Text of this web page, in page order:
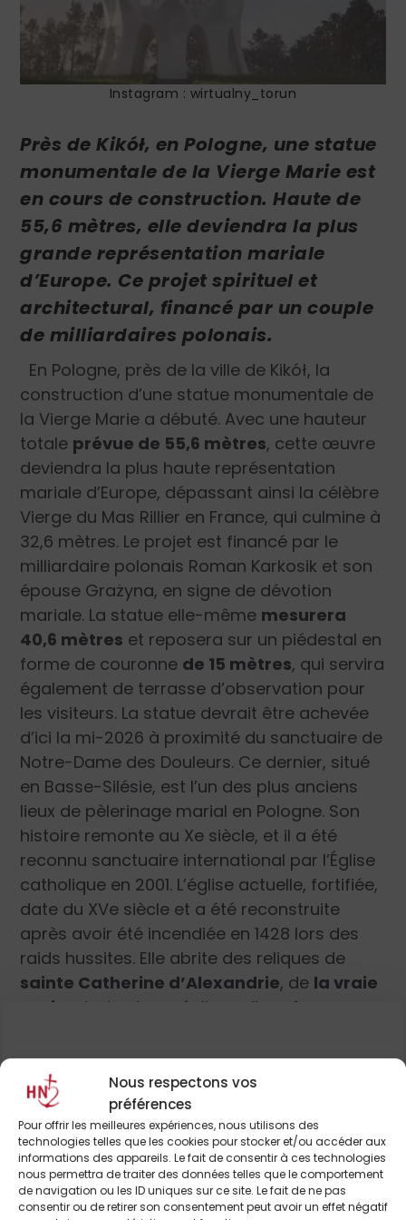
Nous respectons vos
préférences
Pour offrir les meilleures expériences, nous utilisons des
technologies telles que les cookies pour stocker et/ou accéder aux
informations des appareils. Le fait de consentir à ces technologies
nous permettra de traiter des données telles que le comportement
de navigation ou les ID uniques sur ce site. Le fait de ne pas
consentir ou de retirer son consentement peut avoir un effet négatif
Instagram : wirtualny_torun
Près de Kikół, en Pologne, une statue
monumentale de la Vierge Marie est
en cours de construction. Haute de
55,6 mètres, elle deviendra la plus
grande représentation mariale
d’Europe. Ce projet spirituel et
architectural, financé par un couple
de milliardaires polonais.
En Pologne, près de la ville de Kikół, la
construction d’une statue monumentale de
la Vierge Marie a débuté. Avec une hauteur
totale prévue de 55,6 mètres, cette œuvre
deviendra la plus haute représentation
mariale d’Europe, dépassant ainsi la célèbre
Vierge du Mas Rillier en France, qui culmine à
32,6 mètres. Le projet est financé par le
milliardaire polonais Roman Karkosik et son
épouse Grażyna, en signe de dévotion
mariale. La statue elle-même mesurera
40,6 mètres et reposera sur un piédestal en
forme de couronne de 15 mètres, qui servira
également de terrasse d’observation pour
les visiteurs. La statue devrait être achevée
d’ici la mi-2026 à proximité du sanctuaire de
Notre-Dame des Douleurs. Ce dernier, situé
en Basse-Silésie, est l’un des plus anciens
lieux de pèlerinage marial en Pologne. Son
histoire remonte au Xe siècle, et il a été
reconnu sanctuaire international par l’Église
catholique en 2001. L’église actuelle, fortifiée,
date du XVe siècle et a été reconstruite
après avoir été incendiée en 1428 lors des
raids hussites. Elle abrite des reliques de
sainte Catherine d’Alexandrie, de la vraie
Croix
, ainsi qu’une réplique d’ un clou ayant
les Philippines, dans le sanctuaire de
Montemaria, situé à Batangas, qui abritent la
plus haute statue de la Vierge Marie au
monde, appeléeMother of All Asia – Tower
of Peace. Inaugurée en 2021, cette statue
mesure 98,15 mètres de hauteur, incluant le
socle. Elle a été conçue par le sculpteur
Pour continuer à lire cet
article
et de nombreux autres